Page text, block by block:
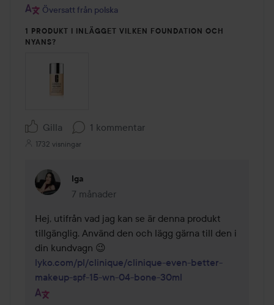
Översatt från polska
1 PRODUKT I INLÄGGET VILKEN FOUNDATION OCH
NYANS?
Gilla 1 kommentar
1732 visningar
Iga
7 månader
Kommentaren lades 7 månader
Hej, utifrån vad jag kan se är denna produkt
tillgänglig. Använd den och lägg gärna till den i
lyko.com/pl/clinique/clinique-even-better-
makeup-spf-15-wn-04-bone-30ml